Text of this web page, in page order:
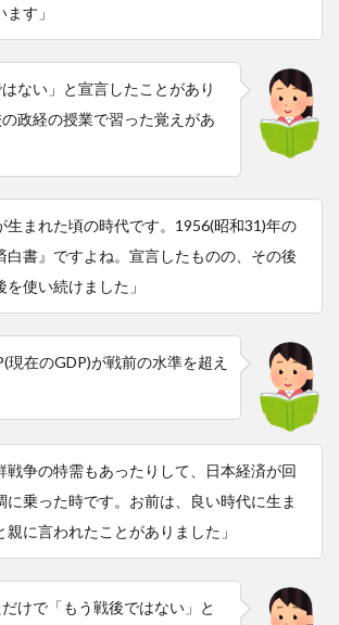
ます」
はない」と宣言したことがあり
政経の授業で習った覚えがあ
生まれた頃の時代です。1956(昭和31)年の
白書』ですよね。宣言したものの、その後
を使い続けました」
現在のGDP)が戦前の水準を超え
戦争の特需もあったりして、日本経済が回
に乗った時です。お前は、良い時代に生ま
親に言われたことがありました」
だけで「もう戦後ではない」と